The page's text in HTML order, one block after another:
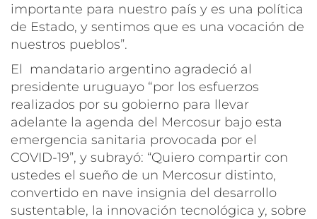
importante para nuestro país y es una política
de Estado, y sentimos que es una vocación de
nuestros pueblos”.
El mandatario argentino agradeció al
presidente uruguayo “por los esfuerzos
realizados por su gobierno para llevar
adelante la agenda del Mercosur bajo esta
emergencia sanitaria provocada por el
COVID-19”, y subrayó: “Quiero compartir con
ustedes el sueño de un Mercosur distinto,
convertido en nave insignia del desarrollo
sustentable, la innovación tecnológica y, sobre